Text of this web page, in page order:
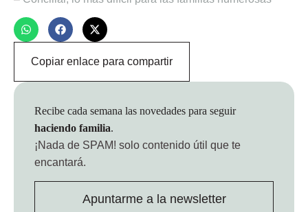
Copiar enlace para compartir
Recibe cada semana las novedades para seguir
haciendo familia.
¡Nada de SPAM! solo contenido útil que te
encantará.
Apuntarme a la newsletter